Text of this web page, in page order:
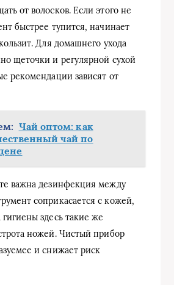
от волосков. Если этого не
быстрее тупится, начинает
Для домашнего ухода
щеточки и регулярной сухой
рекомендации зависят от
Чай оптом: как
чай по
важна дезинфекция между
соприкасается с кожей,
здесь такие же
ножей. Чистый прибор
и снижает риск